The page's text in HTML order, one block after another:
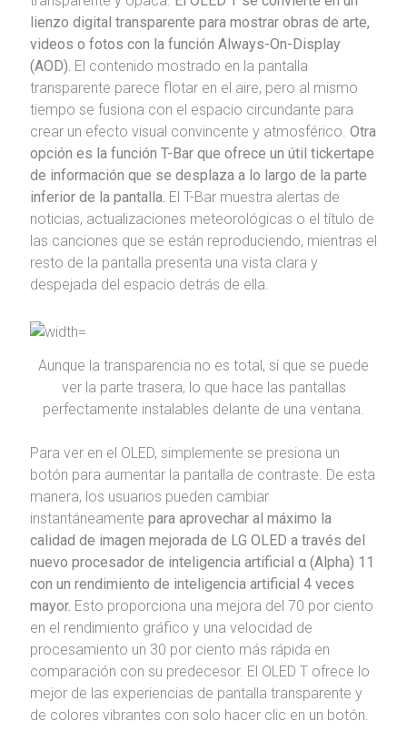
lienzo digital transparente para mostrar obras de arte,
videos o fotos con la función Always-On-Display
(AOD). El contenido mostrado en la pantalla
transparente parece flotar en el aire, pero al mismo
tiempo se fusiona con el espacio circundante para
crear un efecto visual convincente y atmosférico. Otra
opción es la función T-Bar que ofrece un útil tickertape
de información que se desplaza a lo largo de la parte
inferior de la pantalla. El T-Bar muestra alertas de
noticias, actualizaciones meteorológicas o el título de
las canciones que se están reproduciendo, mientras el
resto de la pantalla presenta una vista clara y
despejada del espacio detrás de ella.
Aunque la transparencia no es total, sí que se puede
ver la parte trasera, lo que hace las pantallas
perfectamente instalables delante de una ventana.
Para ver en el OLED, simplemente se presiona un
botón para aumentar la pantalla de contraste. De esta
manera, los usuarios pueden cambiar
instantáneamente para aprovechar al máximo la
calidad de imagen mejorada de LG OLED a través del
nuevo procesador de inteligencia artificial α (Alpha) 11
con un rendimiento de inteligencia artificial 4 veces
mayor. Esto proporciona una mejora del 70 por ciento
en el rendimiento gráfico y una velocidad de
procesamiento un 30 por ciento más rápida en
comparación con su predecesor. El OLED T ofrece lo
mejor de las experiencias de pantalla transparente y
de colores vibrantes con solo hacer clic en un botón.